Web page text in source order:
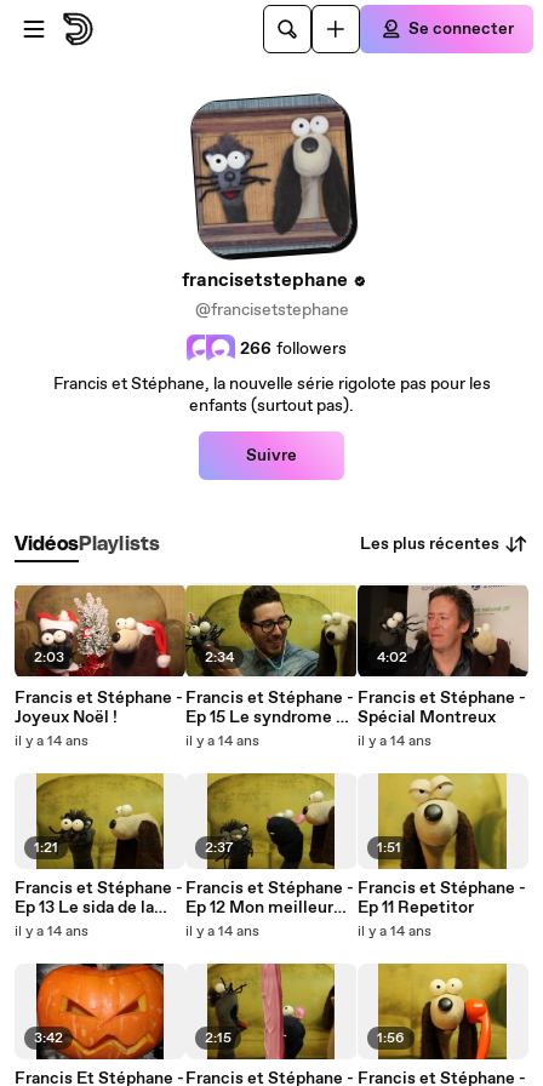
Passer au contenu principal
Se connecter
francisetstephane
@francisetstephane
266 followers
Francis et Stéphane, la nouvelle série rigolote pas pour les
enfants (surtout pas).
Suivre
VidéosPlaylists Les plus récentes
2:03
Francis et Stéphane -
Joyeux Noël !
il y a 14 ans
1:21
Francis et Stéphane -
Ep 13 Le sida de la
bouche
il y a 14 ans
3:42
Francis Et Stéphane -
2:34
Francis et Stéphane -
Ep 15 Le syndrome du
miaou
il y a 14 ans
2:37
Francis et Stéphane -
Ep 12 Mon meilleur
pote
il y a 14 ans
2:15
Francis et Stéphane -
4:02
Francis et Stéphane -
Spécial Montreux
il y a 14 ans
1:51
Francis et Stéphane -
Ep 11 Repetitor
il y a 14 ans
1:56
Francis et Stéphane -